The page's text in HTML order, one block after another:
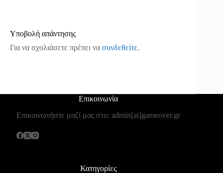
Υποβολή απάντησης
Για να σχολιάσετε πρέπει να συνδεθείτε.
Επικοινωνία
Επικοινωνήστε μαζί μας στο: admin[at]gameover.gr
Κατηγορίες